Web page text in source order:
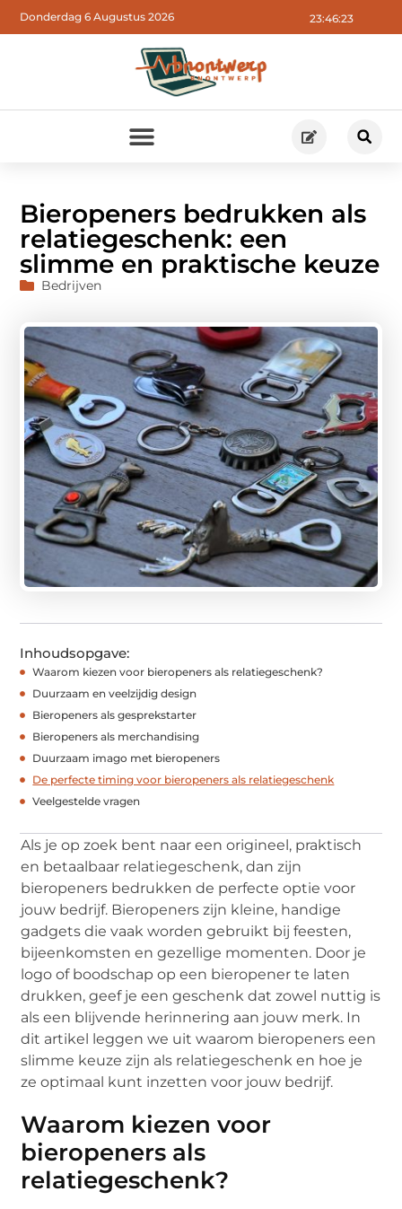
23:46:24
Donderdag 6 Augustus 2026
Bieropeners bedrukken als
relatiegeschenk: een
slimme en praktische keuze
Bedrijven
Inhoudsopgave:
Waarom kiezen voor bieropeners als relatiegeschenk?
Duurzaam en veelzijdig design
Bieropeners als gesprekstarter
Bieropeners als merchandising
Duurzaam imago met bieropeners
De perfecte timing voor bieropeners als relatiegeschenk
Veelgestelde vragen
Als je op zoek bent naar een origineel, praktisch
en betaalbaar relatiegeschenk, dan zijn
bieropeners bedrukken de perfecte optie voor
jouw bedrijf. Bieropeners zijn kleine, handige
gadgets die vaak worden gebruikt bij feesten,
bijeenkomsten en gezellige momenten. Door je
logo of boodschap op een bieropener te laten
drukken, geef je een geschenk dat zowel nuttig is
als een blijvende herinnering aan jouw merk. In
dit artikel leggen we uit waarom bieropeners een
slimme keuze zijn als relatiegeschenk en hoe je
ze optimaal kunt inzetten voor jouw bedrijf.
Waarom kiezen voor
bieropeners als
relatiegeschenk?